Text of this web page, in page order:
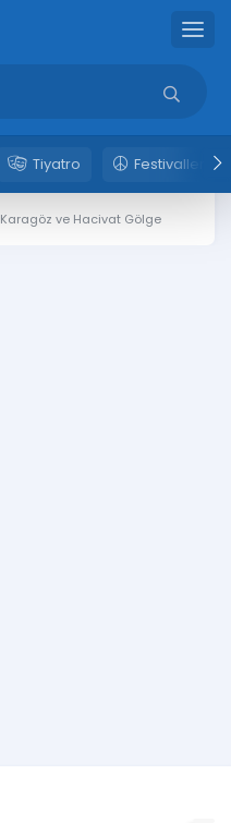
Tiyatro Festivaller
Karagöz ve Hacivat Gölge